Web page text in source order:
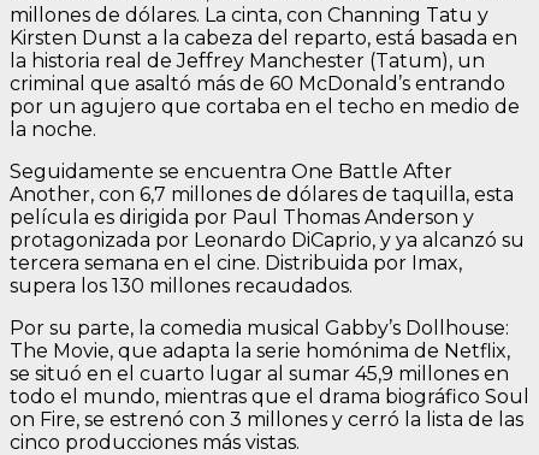
millones de dólares. La cinta, con Channing Tatu y
Kirsten Dunst a la cabeza del reparto, está basada en
la historia real de Jeffrey Manchester (Tatum), un
criminal que asaltó más de 60 McDonald’s entrando
por un agujero que cortaba en el techo en medio de
la noche.
Seguidamente se encuentra One Battle After
Another, con 6,7 millones de dólares de taquilla, esta
película es dirigida por Paul Thomas Anderson y
protagonizada por Leonardo DiCaprio, y ya alcanzó su
tercera semana en el cine. Distribuida por Imax,
supera los 130 millones recaudados.
Por su parte, la comedia musical Gabby’s Dollhouse:
The Movie, que adapta la serie homónima de Netflix,
se situó en el cuarto lugar al sumar 45,9 millones en
todo el mundo, mientras que el drama biográfico Soul
on Fire, se estrenó con 3 millones y cerró la lista de las
cinco producciones más vistas.